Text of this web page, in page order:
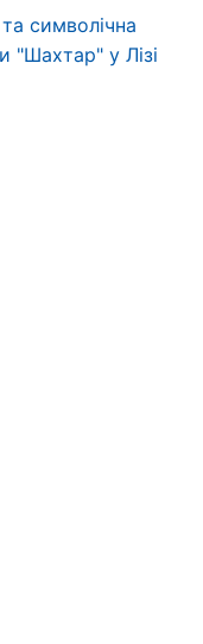
символічна
"Шахтар" у Лізі